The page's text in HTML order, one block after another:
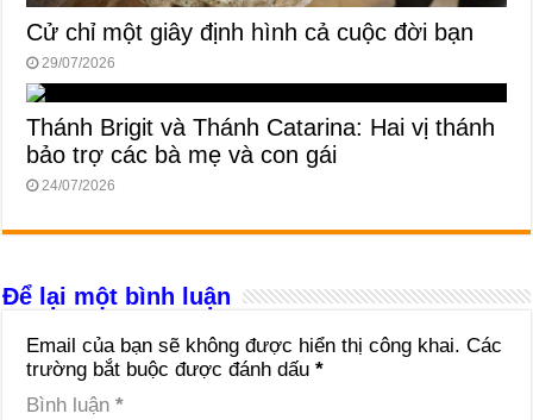
Cử chỉ một giây định hình cả cuộc đời bạn
29/07/2026
Thánh Brigit và Thánh Catarina: Hai vị thánh
bảo trợ các bà mẹ và con gái
24/07/2026
Để lại một bình luận
Email của bạn sẽ không được hiển thị công khai. Các
trường bắt buộc được đánh dấu*
Bình luận*